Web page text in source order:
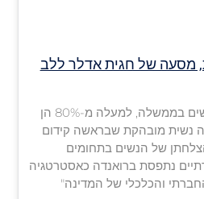
מסעה של חגית אדלר ללב
"ברואנדה יש רוב מוחלט לנשים בממשלה, למעלה מ-80% הן
נשית מובהקת שבראשה קידום
של הנשים בתחומים
נתפסת ברואנדה כאסטרטגיה
והכלכלי של המדינה"